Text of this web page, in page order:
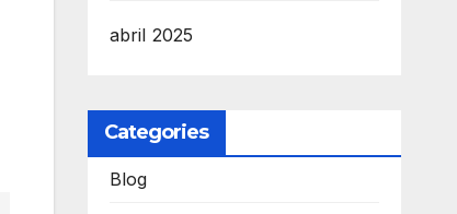
abril 2025
Categories
Blog